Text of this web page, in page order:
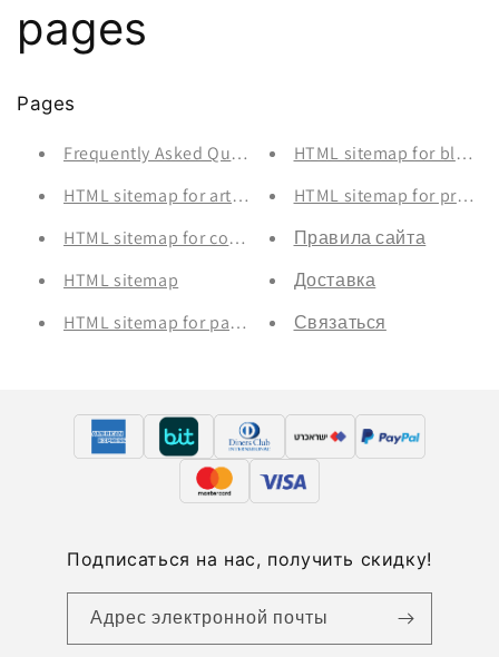
pages
Pages
Frequently Asked Questions
HTML sitemap for articles
HTML sitemap for collections
HTML sitemap
HTML sitemap for pages
HTML sitemap for blogs
HTML sitemap for
Правила сайта
Доставка
Связаться
Подписаться на нас, получить скидку!
Адрес электронной почты